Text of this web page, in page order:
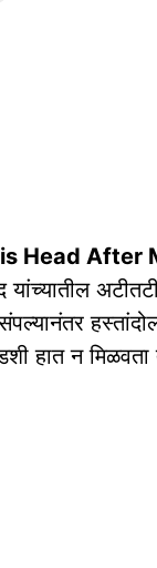
Head After
हात न